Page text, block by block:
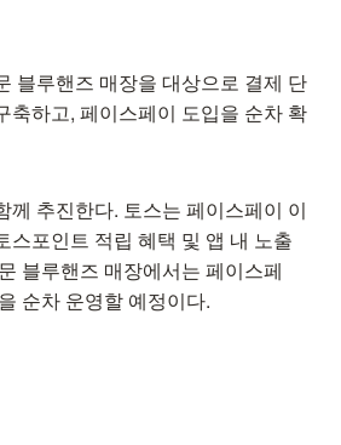
블루핸즈 매장을 대상으로 결제 단
축하고, 페이스페이 도입을 순차 확
께 추진한다. 토스는 페이스페이 이
스포인트 적립 혜택 및 앱 내 노출
블루핸즈 매장에서는 페이스페
순차 운영할 예정이다.